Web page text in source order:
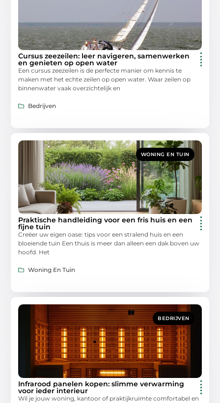
Cursus zeezeilen: leer navigeren, samenwerken
en genieten op open water
Een cursus zeezeilen is de perfecte manier om kennis te
maken met het echte zeilen op open water. Waar zeilen op
binnenwater vaak overzichtelijk en
Bedrijven
WONING EN TUIN
Praktische handleiding voor een fris huis en een
fijne tuin
Creëer uw eigen oase: tips voor een stralend huis en een
bloeiende tuin Een thuis is meer dan alleen een dak boven uw
hoofd. Het
Woning En Tuin
BEDRIJVEN
Infrarood panelen kopen: slimme verwarming
voor ieder interieur
Wil je jouw woning, kantoor of praktijkruimte comfortabel en